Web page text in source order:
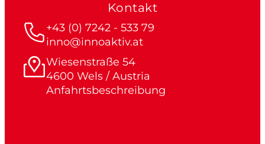
Kontakt
+43 (0) 7242 - 533 79
inno@innoaktiv.at
Wiesenstraße 54
4600 Wels / Austria
Anfahrtsbeschreibung